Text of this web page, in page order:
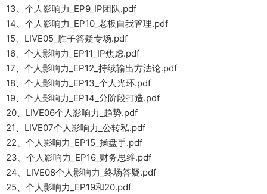
13、个人影响力_EP9_IP团队.pdf
14、个人影响力_EP10_老板自我管理.pdf
15、LIVE05_胜子答疑专场.pdf
16、个人影响力_EP11_IP焦虑.pdf
17、个人影响力_EP12_持续输出方法论.pdf
18、个人影响力_EP13_个人光环.pdf
19、个人影响力_EP14_分阶段打造.pdf
20、LIVE06个人影响力_趋势.pdf
21、LIVE07个人影响力_公转私.pdf
22、个人影响力_EP15_操盘手.pdf
23、个人影响力_EP16_财务思维.pdf
24、LIVE08个人影响力_终场答疑.pdf
25、个人影响力_EP19和20.pdf